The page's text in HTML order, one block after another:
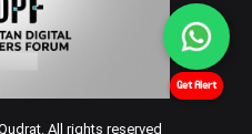
All rights reserved.
Get Alert